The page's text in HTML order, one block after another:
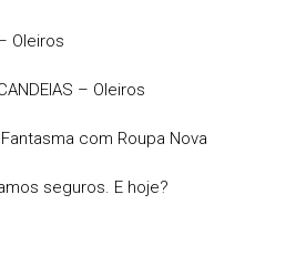
Oleiros
– Oleiros
com Roupa Nova
seguros. E hoje?